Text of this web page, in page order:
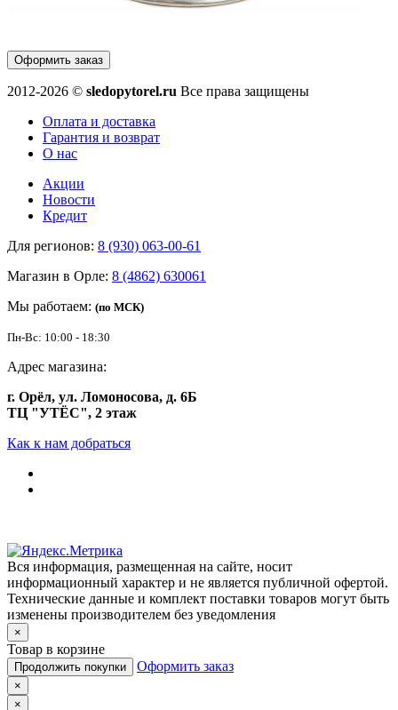
Оформить заказ
2012-2026 © sledopytorel.ru Все права защищены
Оплата и доставка
Гарантия и возврат
О нас
Акции
Новости
Кредит
Для регионов: 8 (930) 063-00-61
Магазин в Орле: 8 (4862) 630061
Мы работаем: (по МСК)
Пн-Вс: 10:00 - 18:30
Адрес магазина:
г. Орёл, ул. Ломоносова, д. 6Б
ТЦ "УТЁС", 2 этаж
Как к нам добраться
Вся информация, размещенная на сайте, носит
информационный характер и не является публичной офертой.
Технические данные и комплект поставки товаров могут быть
изменены производителем без уведомления
×
Товар в корзине
Продолжить покупки Оформить заказ
×
×